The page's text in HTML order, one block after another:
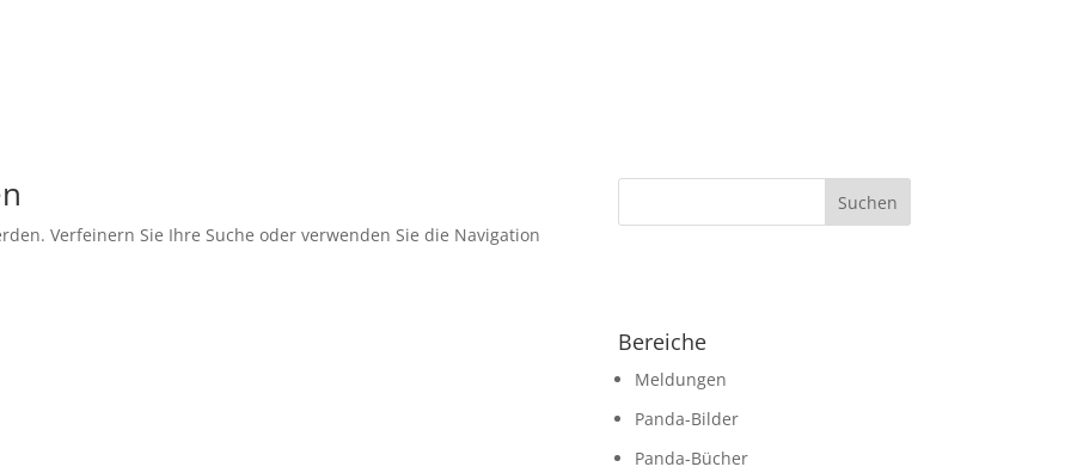
Verfeinern Sie Ihre Suche oder verwenden Sie die Navigation
Bereiche
Meldungen
Panda-Bilder
Panda-Bücher